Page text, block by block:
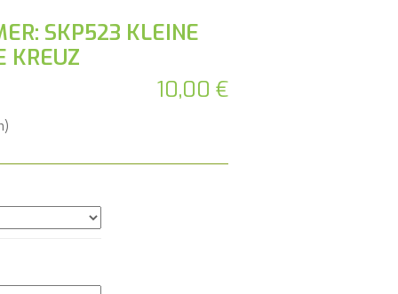
SKP523 KLEINE
KREUZ
10,00 €